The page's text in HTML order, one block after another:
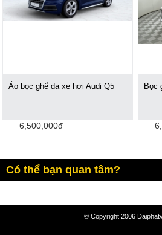
Áo bọc ghế da xe hơi Audi Q5
6,500,000đ
Bọc
Có thể bạn quan tâm?
© Copyright 2006